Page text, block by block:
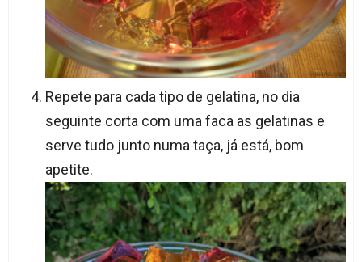
Repete para cada tipo de gelatina, no dia
seguinte corta com uma faca as gelatinas e
serve tudo junto numa taça, já está, bom
apetite.